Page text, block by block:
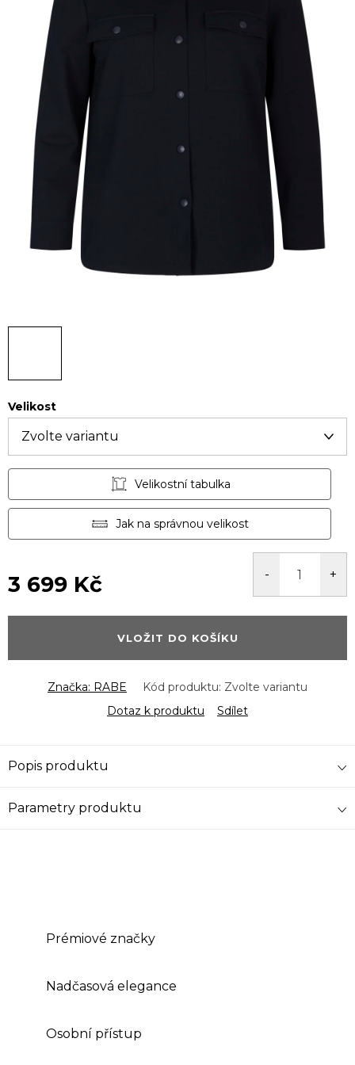
Velikost
Velikostní tabulka
Jak na správnou velikost
3 699 Kč
cena:
VLOŽIT DO KOŠÍKU
Značka: RABE Kód produktu: Zvolte variantu
Dotaz k produktu
Sdílet
Popis produktu
Parametry produktu
Prémiové značky
Nadčasová elegance
Osobní přístup